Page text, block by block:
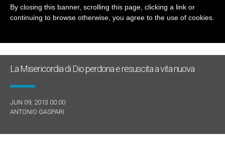
ULTIME NOTIZIE
La Misericordia di Dio perdona e resuscita a vita nuova
JUN 09, 2013 00:00
ANTONIO GASPARI
By closing this banner, scrolling this page, clicking a link or
continuing to browse otherwise, you agree to the use of cookies.